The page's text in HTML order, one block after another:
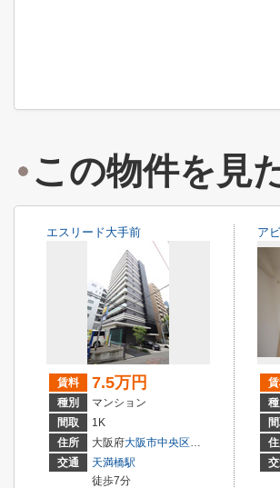
この物件を見
エスリード大手前
賃料 7.5万円
種別
マンション
間取
1K
住所
大阪府大阪市中央区釣鐘町
２丁目
交通
天満橋駅
徒歩7分
ア